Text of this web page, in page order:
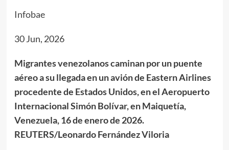
Infobae
30 Jun, 2026
Migrantes venezolanos caminan por un puente
aéreo a su llegada en un avión de Eastern Airlines
procedente de Estados Unidos, en el Aeropuerto
Internacional Simón Bolívar, en Maiquetía,
Venezuela, 16 de enero de 2026.
REUTERS/Leonardo Fernández Viloria